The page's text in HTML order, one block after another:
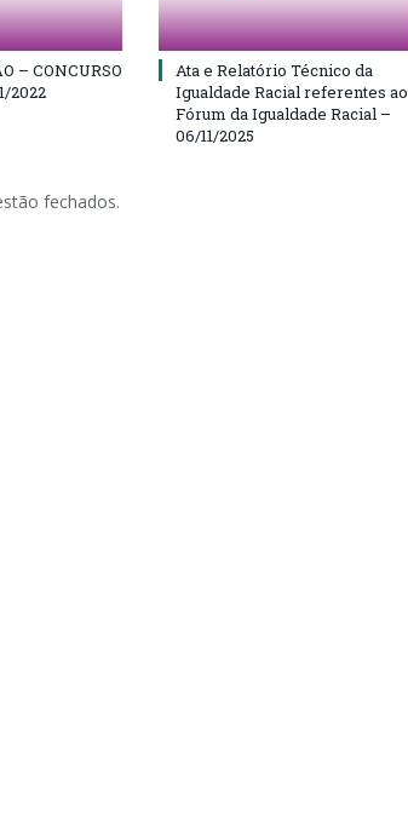
– CONCURSO
2022
Ata e Relatório Técnico da
Igualdade Racial referentes ao
Fórum da Igualdade Racial –
06/11/2025
fechados.